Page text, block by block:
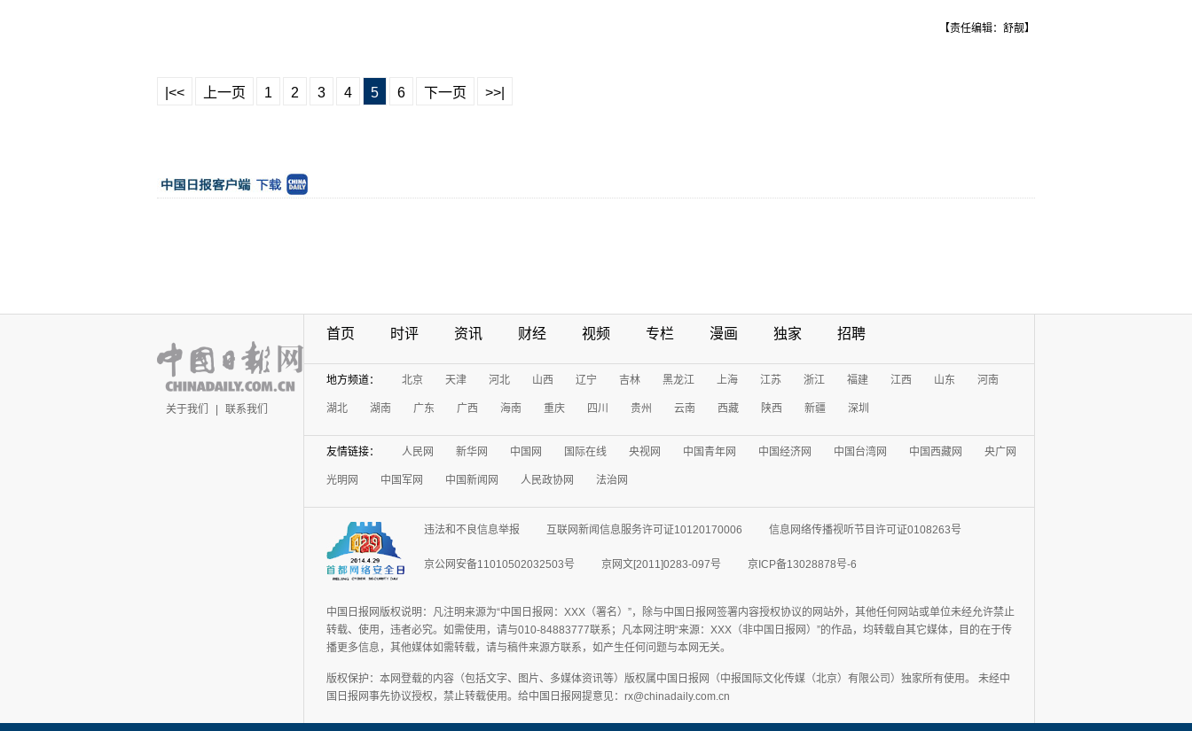
【责任编辑：舒靓】
|<< 上一页 1 2 3 4 5 6 下一页 >>|
关于我们 | 联系我们
首页 时评 资讯 财经 视频 专栏 漫画 独家 招聘
地方频道： 北京 天津 河北 山西 辽宁 吉林 黑龙江 上海 江苏 浙江 福建 江西 山东 河南
湖北 湖南 广东 广西 海南 重庆 四川 贵州 云南 西藏 陕西 新疆 深圳
友情链接： 人民网 新华网 中国网 国际在线 央视网 中国青年网 中国经济网 中国台湾网 中国西藏网 央广网
光明网 中国军网 中国新闻网 人民政协网 法治网
违法和不良信息举报 互联网新闻信息服务许可证10120170006 信息网络传播视听节目许可证0108263号
京公网安备11010502032503号 京网文[2011]0283-097号 京ICP备13028878号-6
中国日报网版权说明：凡注明来源为“中国日报网：XXX（署名）”，除与中国日报网签署内容授权协议的网站外，其他任何网站或单位未经允许禁止
转载、使用，违者必究。如需使用，请与010-84883777联系；凡本网注明“来源：XXX（非中国日报网）”的作品，均转载自其它媒体，目的在于传
播更多信息，其他媒体如需转载，请与稿件来源方联系，如产生任何问题与本网无关。
版权保护：本网登载的内容（包括文字、图片、多媒体资讯等）版权属中国日报网（中报国际文化传媒（北京）有限公司）独家所有使用。 未经中
国日报网事先协议授权，禁止转载使用。给中国日报网提意见：rx@chinadaily.com.cn